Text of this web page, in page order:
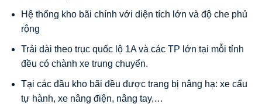
Hệ thống kho bãi chính với diện tích lớn và độ che phủ
rộng
Trải dài theo trục quốc lộ 1A và các TP lớn tại mỗi tỉnh
đều có chành xe trung chuyển.
Tại các đầu kho bãi đều được trang bị nâng hạ: xe cẩu
tự hành, xe nâng điện, nâng tay,…